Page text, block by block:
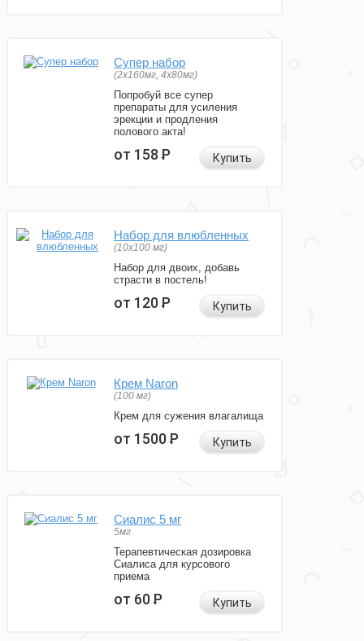
Супер набор
(2х160мг, 4х80мг)
Попробуй все супер
препараты для усиления
эрекции и продления
полового акта!
от 158Р Купить
Набор для влюбленных
(10х100 мг)
Набор для двоих, добавь
страсти в постель!
от 120Р Купить
Крем Naron
(100 мг)
Крем для сужения влагалища
от 1500Р Купить
Сиалис 5 мг
5мг
Терапевтическая дозировка
Сиалиса для курсового
приема
от 60Р Купить